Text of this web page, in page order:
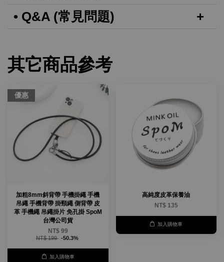
• Q&A (常見問題)
其它商品參考
優惠
加粗8mm斜背帶 手機掛繩 手機
吊繩 手機背帶 掛頸繩 側背帶 皮
革 手機繩 吊繩掛片 免孔掛 SpoM
台灣公司貨
NT$ 99
NT$ 199 -50.3%
加入購物車
高純度皮革保養油
NT$ 135
加入購物車